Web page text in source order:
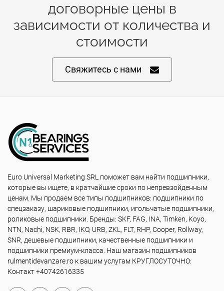
договорные цены в
зависимости от количества и
стоимости
Свяжитесь с нами
Euro Universal Marketing SRL поможет вам найти подшипники,
которые вы ищете, в кратчайшие сроки по непревзойденным
ценам. Мы продаем все типы подшипников: подшипники по
спецзаказу, шариковые подшипники, игольчатые подшипники,
роликовые подшипники. Бренды: SKF, FAG, INA, Timken, Koyo,
NTN, Nachi, NSK, RBR, IKO, URB, ZKL, FLT, RHP, Cooper, Rollway,
SNR, дешевые подшипники, качественные подшипники и
подшипники премиум-класса. Наш магазин подшипников
rulmentidevanzare.ro к вашим услугам КРУГЛОСУТОЧНО:
Контакт +40742616335